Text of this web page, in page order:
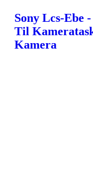
Sony Lcs-Ebe
Til
Kamera